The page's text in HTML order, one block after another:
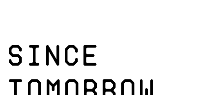
SINCE